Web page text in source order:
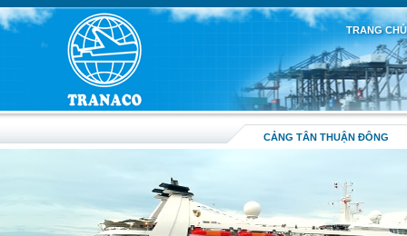
TRANG CHỦ
CẢNG TÂN THUẬN ĐÔNG